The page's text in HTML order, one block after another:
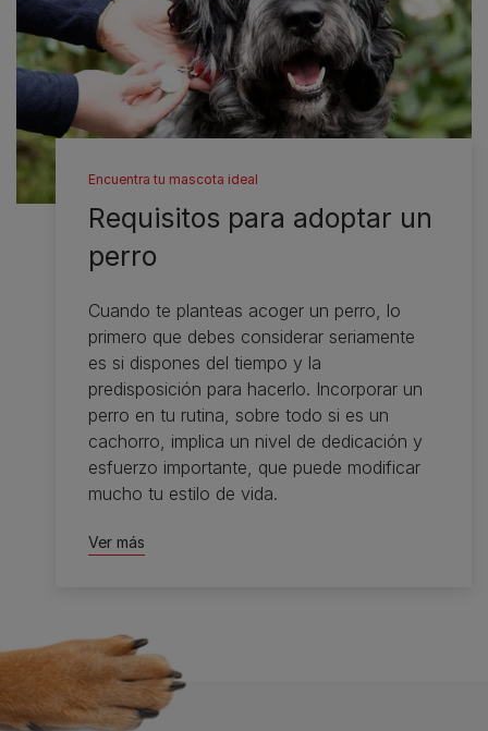
Encuentra tu mascota ideal
Requisitos para adoptar un
perro
Cuando te planteas acoger un perro, lo
primero que debes considerar seriamente
es si dispones del tiempo y la
predisposición para hacerlo. Incorporar un
perro en tu rutina, sobre todo si es un
cachorro, implica un nivel de dedicación y
esfuerzo importante, que puede modificar
mucho tu estilo de vida.
Ver más